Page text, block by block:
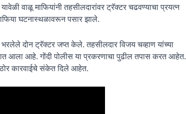
वाळू माफियांनी तहसीलदारांवर ट्रॅक्टर चढवण्याचा प्रयत्न
घटनास्थळावरून पसार झाले.
दोन ट्रॅक्टर जप्त केले. तहसीलदार विजय चव्हाण यांच्या
आला आहे. गोंदी पोलीस या प्रकरणाचा पुढील तपास करत आहेत.
कारवाईचे संकेत दिले आहेत.